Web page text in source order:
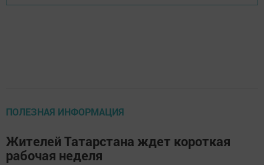
ПОЛЕЗНАЯ ИНФОРМАЦИЯ
Жителей Татарстана ждет короткая
рабочая неделя